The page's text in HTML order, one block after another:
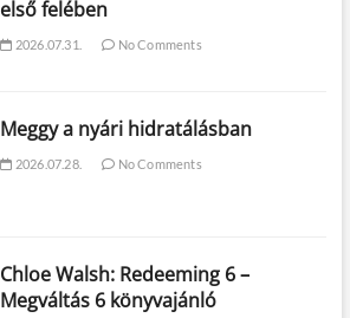
első felében
2026.07.31. No Comments
Meggy a nyári hidratálásban
2026.07.28. No Comments
Chloe Walsh: Redeeming 6 –
Megváltás 6 könyvajánló